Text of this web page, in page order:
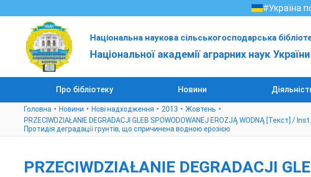
#Україна
Національна наукова сільськогосподарська
Національної академії аграрних наук України
Про бібліотеку Новини
Головна Новини Нові надходження 2013
Жовтень
PRZECIWDZIAŁANIE DEGRADACJI GLEB SPOWODOWANEJ EROZJĄ WODNĄ [Текст]
Протидія деградації грунтів, що спричинена водною ерозією
PRZECIWDZIAŁANIE DEGRADACJI